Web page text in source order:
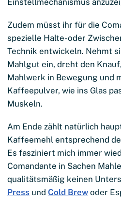
Einstellmechanismus
Zudem müsst ihr für die
spezielle Halte- oder
Technik entwickeln. Nehmt
Mahlgut ein, dreht den
Mahlwerk in Bewegung und
Kaffeepulver, wie ins Glas
Muskeln.
Am Ende zählt natürlich
Kaffeemehl entsprechend
Es fasziniert mich immer
Comandante in Sachen
qualitätsmäßig keinen
Press und Cold Brew oder